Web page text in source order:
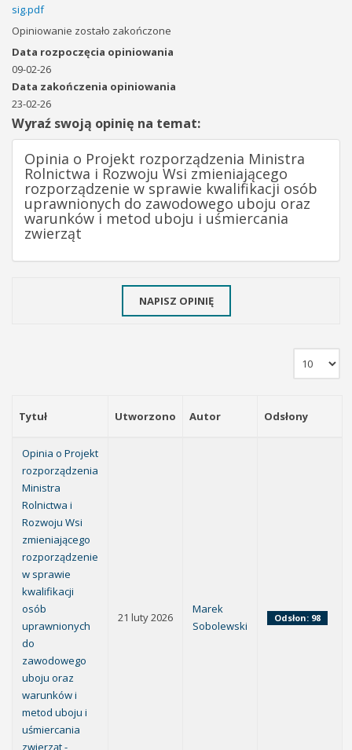
sig.pdf
Opiniowanie zostało zakończone
Data rozpoczęcia opiniowania
09-02-26
Data zakończenia opiniowania
23-02-26
Wyraź swoją opinię na temat:
Opinia o Projekt rozporządzenia Ministra
Rolnictwa i Rozwoju Wsi zmieniającego
rozporządzenie w sprawie kwalifikacji osób
uprawnionych do zawodowego uboju oraz
warunków i metod uboju i uśmiercania
zwierząt
NAPISZ OPINIĘ
Tytuł Utworzono Autor Odsłony
Opinia o Projekt
rozporządzenia
Ministra
Rolnictwa i
Rozwoju Wsi
zmieniającego
rozporządzenie
w sprawie
kwalifikacji
osób
uprawnionych
do
zawodowego
uboju oraz
warunków i
metod uboju i
uśmiercania
zwierząt -
21 luty 2026
Marek
Sobolewski
Odsłon: 98